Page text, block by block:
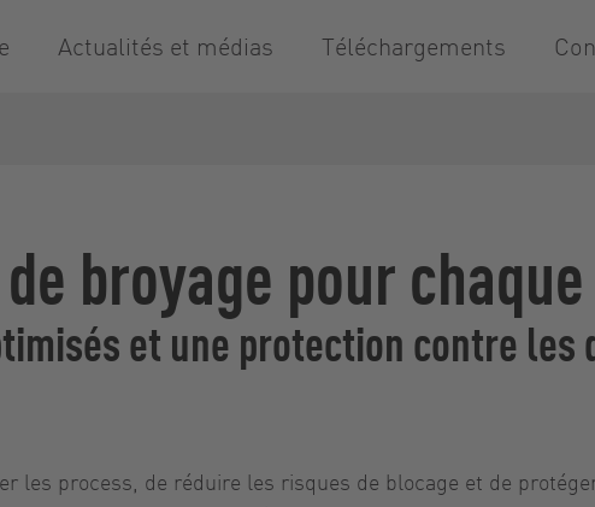
Actualités et médias Téléchargements
broyage pour
et une protection contre
les process, de réduire les risques de blocage et de